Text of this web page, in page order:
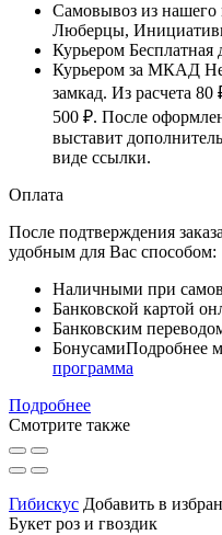
Самовывоз из нашего
Люберцы,
Курьером
Курьером за МКАД
замкад. Из расчета 80
500 ₽. После
выставит
виде ссылки.
Оплата
После подтверждения
удобным для Вас способом:
Наличными при
Банковской картой
Банковским
БонусамиПодробнее
программа
Подробнее
Смотрите также
Гибискус Добавить в
Букет роз и гвоздик